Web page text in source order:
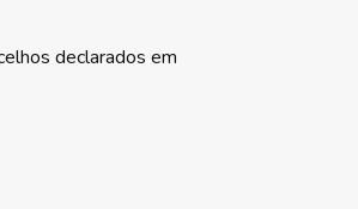
declarados em